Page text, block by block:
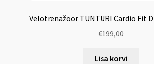
Velotrenažöör TUNTURI Cardio Fit
€199,00
Lisa korvi